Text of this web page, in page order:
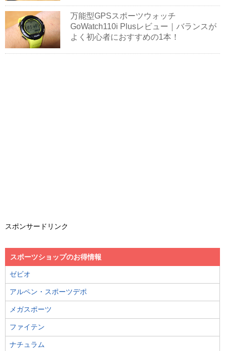
万能型GPSスポーツウォッチ
GoWatch110i Plusレビュー｜バランスが
よく初心者におすすめの1本！
スポンサードリンク
スポーツショップのお得情報
ゼビオ
アルペン・スポーツデポ
メガスポーツ
ファイテン
ナチュラム